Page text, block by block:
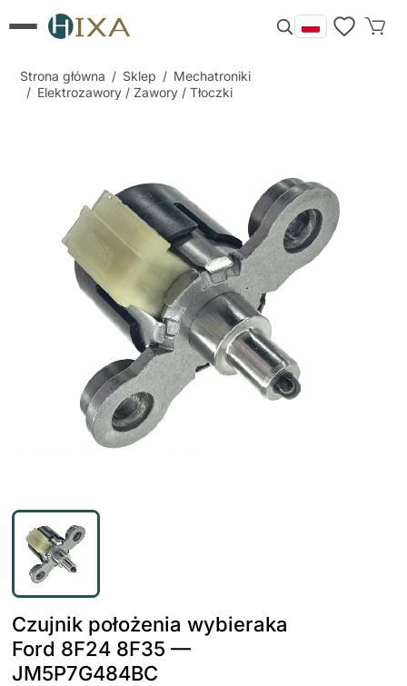
Strona główna / Sklep / Mechatroniki
/ Elektrozawory / Zawory / Tłoczki
Czujnik położenia wybieraka
Ford 8F24 8F35 —
JM5P7G484BC